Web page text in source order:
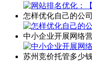
怎样优化自己的公
中小企业开展网络
苏州竞价托管多少